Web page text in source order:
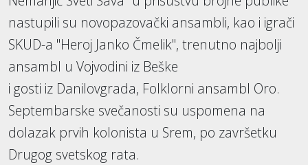
nastupili su novopazovački ansambli, kao i igrači
SKUD-a "Heroj Janko Čmelik", trenutno najbolji
ansambl u Vojvodini iz Beške
i gosti iz Danilovgrada, Folklorni ansambl Oro.
Septembarske svečanosti su uspomena na
dolazak prvih kolonista u Srem, po završetku
Drugog svetskog rata.